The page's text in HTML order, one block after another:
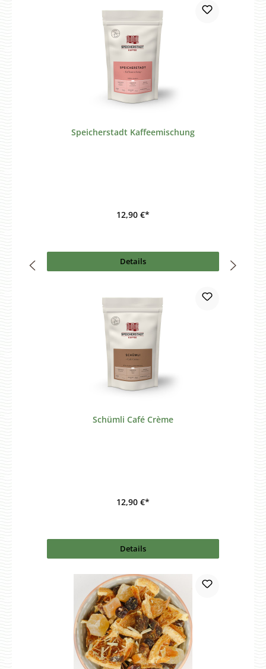
Speicherstadt Kaffeemischung
12,90 €*
Details
Schümli Café Crème
12,90 €*
Details